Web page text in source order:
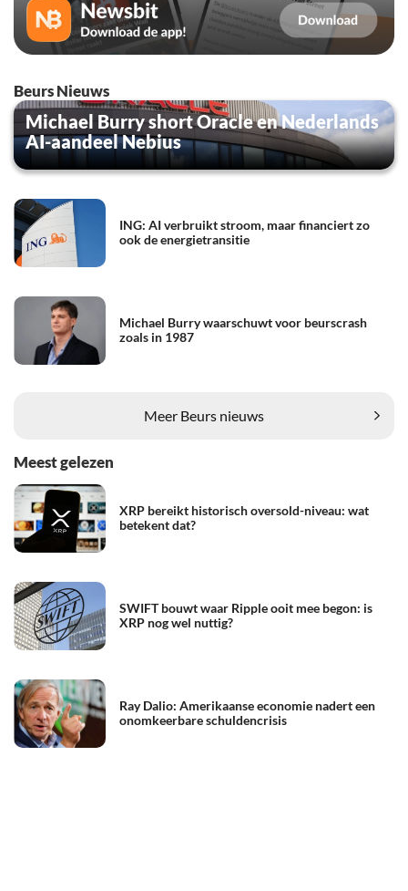
Beurs Nieuws
Michael Burry short Oracle en Nederlands
AI-aandeel Nebius
ING: AI verbruikt stroom, maar financiert zo
ook de energietransitie
Michael Burry waarschuwt voor beurscrash
zoals in 1987
Meer Beurs nieuws
Meest gelezen
XRP bereikt historisch oversold-niveau: wat
betekent dat?
SWIFT bouwt waar Ripple ooit mee begon: is
XRP nog wel nuttig?
Ray Dalio: Amerikaanse economie nadert een
onomkeerbare schuldencrisis